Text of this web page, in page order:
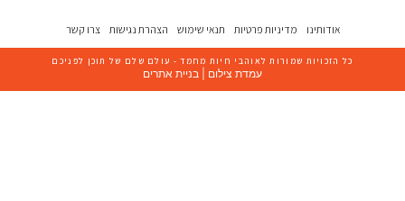
אודותינו מדיניות פרטיות תנאי שימוש הצהרת נגישות צרו קשר
כל הזכויות שמורות לאוהבי חיות מחמד - עולם שלם של תוכן לפניכם
עמדת צילום בניית אתרים